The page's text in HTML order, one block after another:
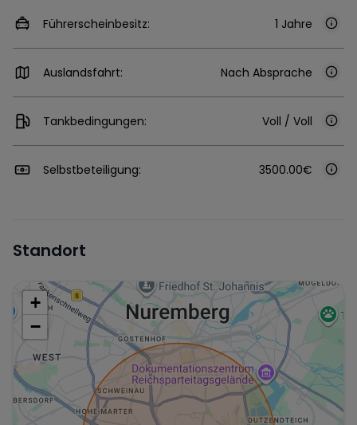
Führerscheinbesitz: 1 Jahre
Auslandsfahrt: Nach Absprache
Tankbedingungen: Voll / Voll
Selbstbeteiligung: 3500.00€
Standort
+
−